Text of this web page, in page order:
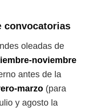
convocatorias
oleadas de
noviembre
antes de la
marzo(para
y agosto la